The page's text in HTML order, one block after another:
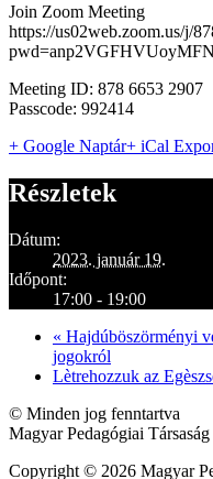
Join Zoom Meeting
https://us02web.zoom.us/j/
Meeting ID: 878 6653 2907
Passcode: 992414
+ Google Naptár+ iCal
Részletek
Dátum:
2023. január 19.
Időpont:
17:00 - 19:00
« Hajdúböszörményi
jogokról
Lètrehozzuk az
© Minden jog fenntartva
Magyar Pedagógiai
Copyright © 2026 Magyar